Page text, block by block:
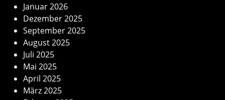
Januar 2026
Dezember 2025
September 2025
August 2025
Juli 2025
Mai 2025
April 2025
März 2025